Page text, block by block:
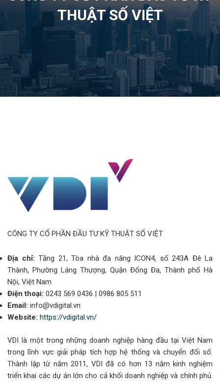
THUẬT SỐ VIỆT
CÔNG TY CỔ PHẦN ĐẦU TƯ KỸ THUẬT SỐ VIỆT
Địa chỉ: Tầng 21, Tòa nhà đa năng ICON4, số 243A Đê La
Thành, Phường Láng Thượng, Quận Đống Đa, Thành phố Hà
Nội, Việt Nam
Điện thoại: 0243 569 0436 | 0986 805 511
Email: info@vdigital.vn
Website: https://vdigital.vn/
VDI là một trong những doanh nghiệp hàng đầu tại Việt Nam
trong lĩnh vực giải pháp tích hợp hệ thống và chuyển đổi số.
Thành lập từ năm 2011, VDI đã có hơn 13 năm kinh nghiệm
triển khai các dự án lớn cho cả khối doanh nghiệp và chính phủ.